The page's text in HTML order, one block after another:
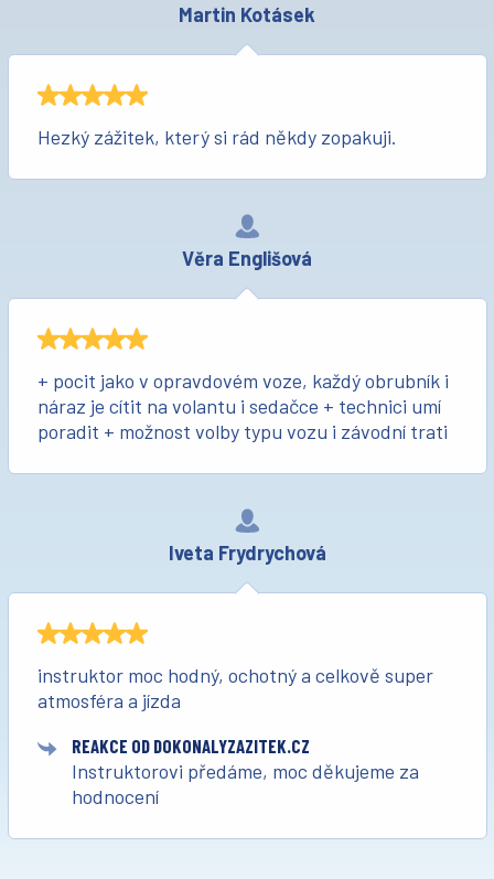
Martin Kotásek
Hezký zážitek, který si rád někdy zopakuji.
Věra Englišová
+ pocit jako v opravdovém voze, každý obrubník i
náraz je cítit na volantu i sedačce + technici umí
poradit + možnost volby typu vozu i závodní trati
Iveta Frydrychová
instruktor moc hodný, ochotný a celkově super
atmosféra a jízda
REAKCE OD DOKONALYZAZITEK.CZ
Instruktorovi předáme, moc děkujeme za
hodnocení